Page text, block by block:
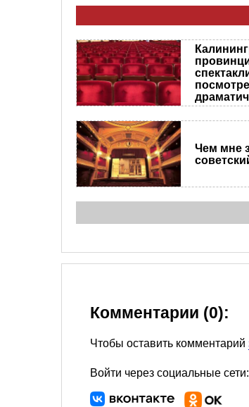
Чем мне
Комментарии (0):
Чтобы оставить комментарий
Войти через социальные сети: